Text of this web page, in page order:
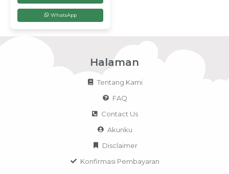
WhatsApp
Halaman
Tentang Kami
FAQ
Contact Us
Akunku
Disclaimer
Konfirmasi Pembayaran